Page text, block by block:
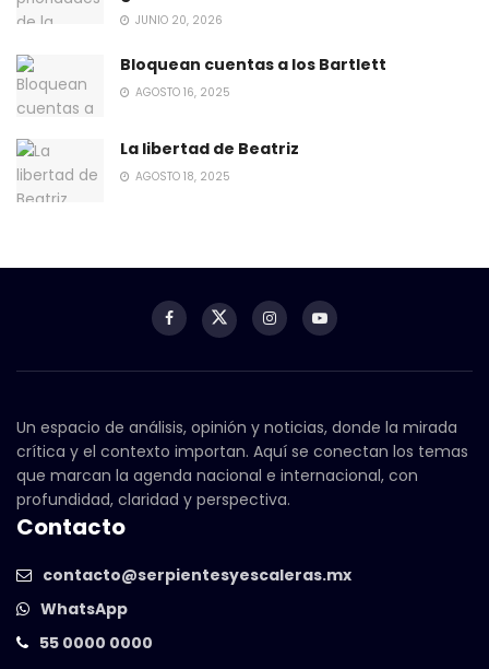
JUNIO 20, 2026
Bloquean cuentas a los Bartlett
AGOSTO 16, 2025
La libertad de Beatriz
AGOSTO 18, 2025
Un espacio de análisis, opinión y noticias, donde la mirada
crítica y el contexto importan. Aquí se conectan los temas
que marcan la agenda nacional e internacional, con
profundidad, claridad y perspectiva.
Contacto
contacto@serpientesyescaleras.mx
WhatsApp
55 0000 0000